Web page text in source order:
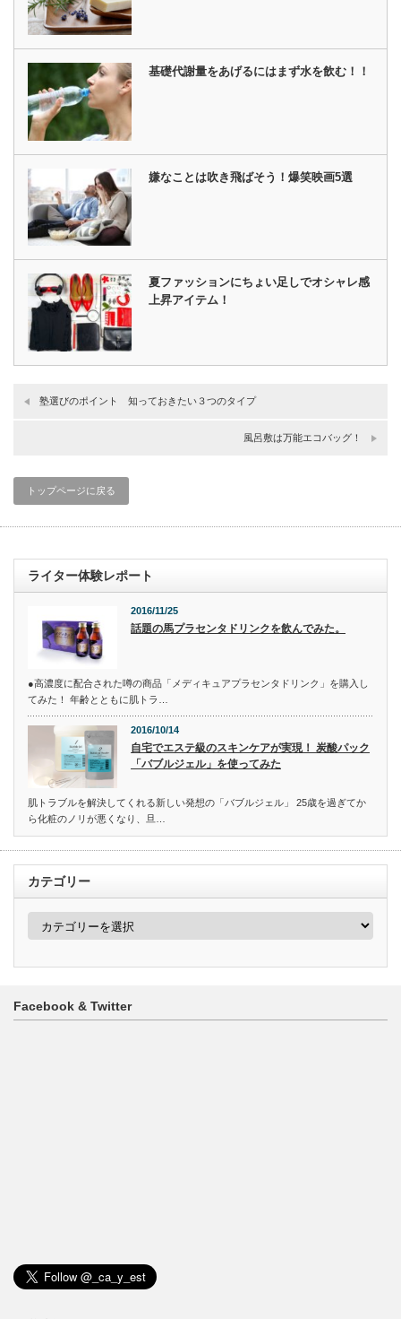
基礎代謝量をあげるにはまず水を飲む！！
嫌なことは吹き飛ばそう！爆笑映画5選
夏ファッションにちょい足しでオシャレ感
上昇アイテム！
塾選びのポイント 知っておきたい３つのタイプ
風呂敷は万能エコバッグ！
トップページに戻る
ライター体験レポート
2016/11/25
話題の馬プラセンタドリンクを飲んでみた。
●高濃度に配合された噂の商品「メディキュアプラセンタドリンク」を購入し
てみた！ 年齢とともに肌トラ…
2016/10/14
自宅でエステ級のスキンケアが実現！ 炭酸パック
「バブルジェル」を使ってみた
肌トラブルを解決してくれる新しい発想の「バブルジェル」 25歳を過ぎてか
ら化粧のノリが悪くなり、旦…
カテゴリー
カ
ー
Facebook & Twitter